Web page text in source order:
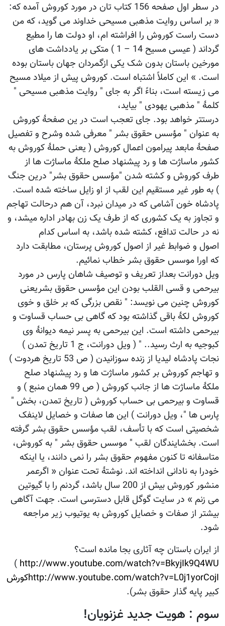
در سطر اول صفحه 156 کتاب تان در مورد کوروش آمده که:
« بر اساس روایت مذهبی مسیحی خداوند می گوید، که من
دست راست کوروش را افراشته ام، او دولت ها را مطیع
گرداند ( عیسی مسیح 14 – 1 ) متکی بر یادداشت های
مورخین باستان بدون شک یکی ازگمردان جهان باستان بوده
است. » این کاملاً اشتباه است. کوروش پیش از میلاد مسیح
می زیسته است، بناءً اگر به جای " روایت مذهبی مسیحی "
کلمۀ " مذهبی یهودی " بیاید،
درستتر خواهد بود. جای تعجب است در ین صفحۀ کوروش
به عنوان " مؤسس حقوق بشر " معرفی شده وشرح و تفصیل
صفحۀ مابعد پیرامون اعمال کوروش ( یعنی حملۀ کوروش به
کشور ماساژت ها و رد پیشنهاد صلح ملکۀ ماساژت ها از
طرف کوروش و کشته شدن "مؤسس حقوق بشر" درین جنگ
) به طور غیر مستقیم این لقب از او زایل ساخته شده است.
پادشاه خون آشامی که در میدان نبرد، آن هم درحالت تهاجم
و تجاوز به یک کشوری که از طرف یک زن بهادر اداره میشد، و
نه در حالت تدافع، کشته شده باشد، به اساس کدام
اصول و ضوابط غیر از اصول کوروش پرستان، مطابقت دارد
که اورا موسس حقوق بشر خطاب نمائیم.
ویل دورانت بعداز تعریف و توصیف شاهان پارس در مورد
بیرحمی و قسی القلب بودن این مؤسس حقوق بشریعنی
کوروش چنین می نویسد: " نقص بزرگی که بر خلق و خوی
کوروش لکۀ باقی گذاشته بود که گاهی بی حساب قساوت و
بیرحمی داشته است. این بیرحمی به پسر نیمه دیوانۀ وی
کبوجیه به ارث رسید.. " ( ویل دورانت، ج 1 تاریخ تمدن )
نجات پادشاه لیدیا از زنده سوزانیدن ( ص 53 تاریخ هردوت )
و تهاجم کوروش بر کشور ماساژت ها و رد پیشنهاد صلح
ملکۀ ماساژت ها از جانب کوروش ( ص 99 همان منبع ) و
قساوت و بیرحمی بی حساب کوروش ( تاریخ تمدن، بخش "
پارس ها "، ویل دورانت ) این ها صفات و خصایل لاینفک
شخصیتی است که با تأسف، لقب مؤسس حقوق بشر گرفته
است. بخشایندگان لقب " موسس حقوق بشر " به کوروش،
متاسفانه تا کنون مفهوم حقوق بشر را نمی دانند، یا اینکه
خودرا به نادانی انداخته اند. نوشتۀ تحت عنوان « اگرعمر
منشور کوروش بیش از 200 سال باشد، گردنم را با گیوتین
می زنم » در سایت گوگل قابل دسترسی است. جهت آگاهی
بیشتر از صفات و خصایل کوروش به یوتیوب زیر مراجعه
شود.
از ایران باستان چه آثاری بجا مانده است؟
http://www.youtube.com/watch?v=BkyjIk9Q4WU
)
http://www.youtube.com/watch?v=L0j1yorCojIکورش
کبیر پایه گذار حقوق بشر).
سوم : هویت جدید غزنویان!